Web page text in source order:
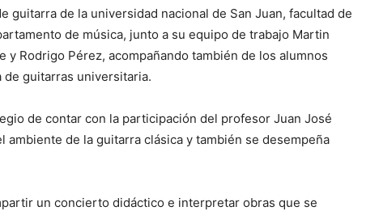
guitarra de la universidad nacional de San Juan, facultad de
de música, junto a su equipo de trabajo Martin
y Rodrigo Pérez, acompañando también de los alumnos
de guitarras universitaria.
de contar con la participación del profesor Juan José
ambiente de la guitarra clásica y también se desempeña
un concierto didáctico e interpretar obras que se